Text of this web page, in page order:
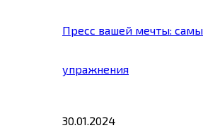
Пресс вашей мечты:
упражнения
30.01.2024